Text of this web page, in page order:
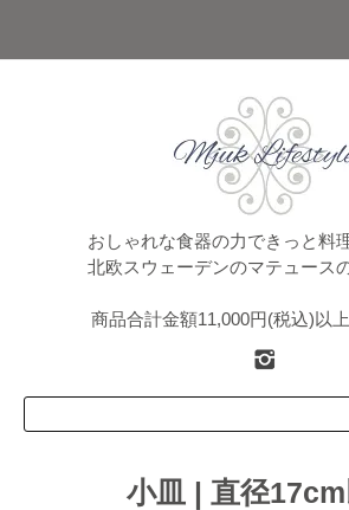
おしゃれな食器の力できっと料
北欧スウェーデンのマテュース
商品合計金額11,000円(税込)以
小皿 | 直径